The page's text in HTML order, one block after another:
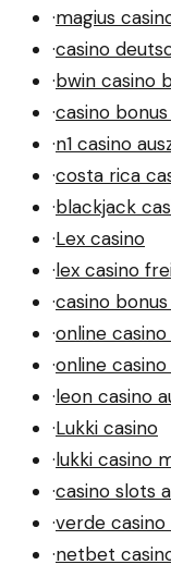
·magius
·casino
·bwin casino
·casino
·n1 casino
·costa rica
·blackjack
·Lex casino
·lex casino
·casino
·online
·online
·leon casino
·Lukki casino
·lukki casino
·casino slots
·verde casino
·netbet